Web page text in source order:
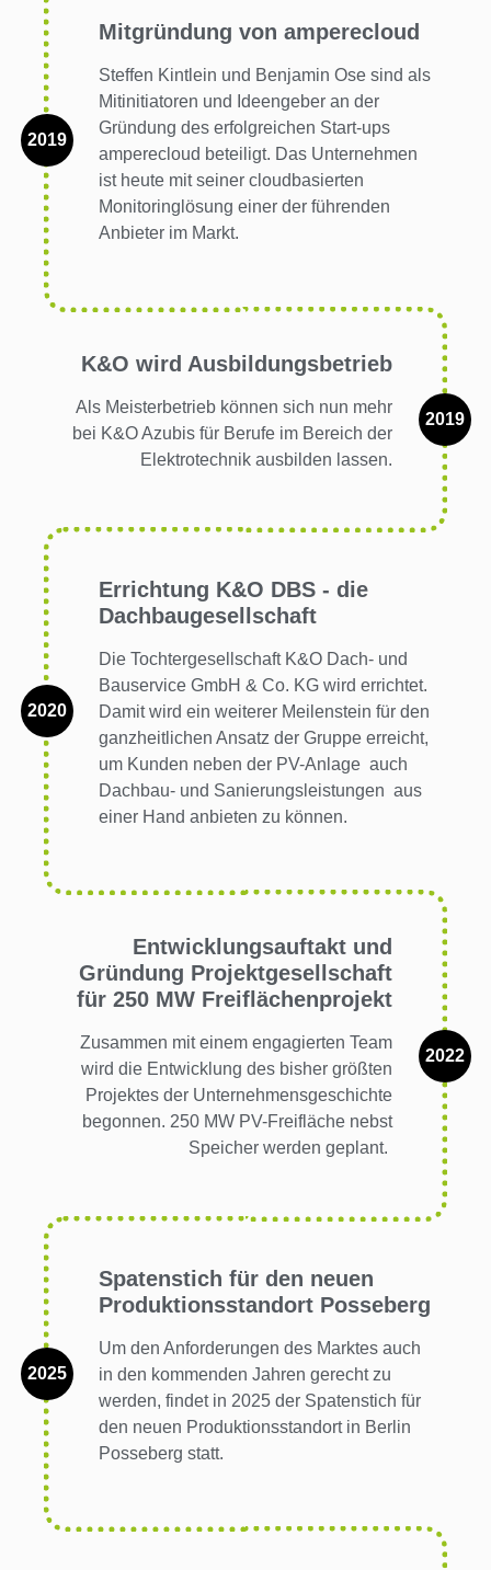
2019
Mitgründung von amperecloud
Steffen Kintlein und Benjamin Ose sind als
Mitinitiatoren und Ideengeber an der
Gründung des erfolgreichen Start-ups
amperecloud beteiligt. Das Unternehmen
ist heute mit seiner cloudbasierten
Monitoringlösung einer der führenden
Anbieter im Markt.
2019
K&O wird Ausbildungsbetrieb
Als Meisterbetrieb können sich nun mehr
bei K&O Azubis für Berufe im Bereich der
Elektrotechnik ausbilden lassen.
2020
Errichtung K&O DBS - die
Dachbaugesellschaft
Die Tochtergesellschaft K&O Dach- und
Bauservice GmbH & Co. KG wird errichtet.
Damit wird ein weiterer Meilenstein für den
ganzheitlichen Ansatz der Gruppe erreicht,
um Kunden neben der PV-Anlage auch
Dachbau- und Sanierungsleistungen aus
einer Hand anbieten zu können.
2022
Entwicklungsauftakt und
Gründung Projektgesellschaft
für 250 MW Freiflächenprojekt
Zusammen mit einem engagierten Team
wird die Entwicklung des bisher größten
Projektes der Unternehmensgeschichte
begonnen. 250 MW PV-Freifläche nebst
Speicher werden geplant.
2025
Spatenstich für den neuen
Produktionsstandort Posseberg
Um den Anforderungen des Marktes auch
in den kommenden Jahren gerecht zu
werden, findet in 2025 der Spatenstich für
den neuen Produktionsstandort in Berlin
Posseberg statt.